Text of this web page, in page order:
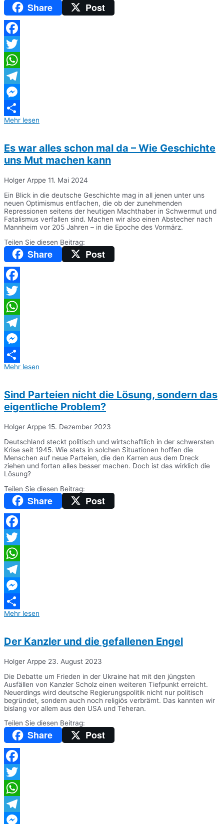
Share Post
Facebook
Twitter
WhatsApp
Telegram
Messenger
Teilen
Mehr lesen
Es war alles schon mal da – Wie Geschichte
uns Mut machen kann
Holger Arppe 11. Mai 2024
Ein Blick in die deutsche Geschichte mag in all jenen unter uns
neuen Optimismus entfachen, die ob der zunehmenden
Repressionen seitens der heutigen Machthaber in Schwermut und
Fatalismus verfallen sind. Machen wir also einen Abstecher nach
Mannheim vor 205 Jahren – in die Epoche des Vormärz.
Teilen Sie diesen Beitrag:
Share Post
Facebook
Twitter
WhatsApp
Telegram
Messenger
Teilen
Mehr lesen
Sind Parteien nicht die Lösung, sondern das
eigentliche Problem?
Holger Arppe 15. Dezember 2023
Deutschland steckt politisch und wirtschaftlich in der schwersten
Krise seit 1945. Wie stets in solchen Situationen hoffen die
Menschen auf neue Parteien, die den Karren aus dem Dreck
ziehen und fortan alles besser machen. Doch ist das wirklich die
Lösung?
Teilen Sie diesen Beitrag:
Share Post
Facebook
Twitter
WhatsApp
Telegram
Messenger
Teilen
Mehr lesen
Der Kanzler und die gefallenen Engel
Holger Arppe 23. August 2023
Die Debatte um Frieden in der Ukraine hat mit den jüngsten
Ausfällen von Kanzler Scholz einen weiteren Tiefpunkt erreicht.
Neuerdings wird deutsche Regierungspolitik nicht nur politisch
begründet, sondern auch noch religiös verbrämt. Das kannten wir
bislang vor allem aus den USA und Teheran.
Teilen Sie diesen Beitrag:
Share Post
Facebook
Twitter
WhatsApp
Telegram